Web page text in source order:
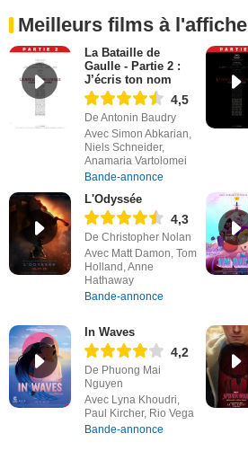
Meilleurs films à l'affiche
La Bataille de
Gaulle - Partie 2 :
J’écris ton nom
4,5
De Antonin Baudry
Avec Simon Abkarian,
Niels Schneider,
Anamaria Vartolomei
Bande-annonce
L'Odyssée
4,3
De Christopher Nolan
Avec Matt Damon, Tom
Holland, Anne
Hathaway
Bande-annonce
In Waves
4,2
De Phuong Mai
Nguyen
Avec Lyna Khoudri,
Paul Kircher, Rio Vega
Bande-annonce